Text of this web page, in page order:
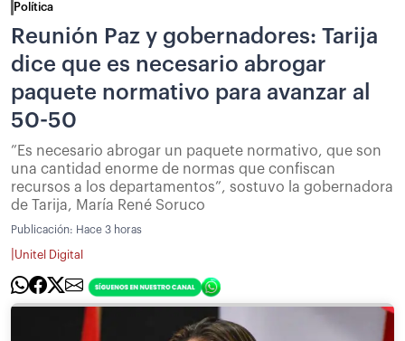
Política
Reunión Paz y gobernadores: Tarija
dice que es necesario abrogar
paquete normativo para avanzar al
50-50
”Es necesario abrogar un paquete normativo, que son
una cantidad enorme de normas que confiscan
recursos a los departamentos”, sostuvo la gobernadora
de Tarija, María René Soruco
Publicación: Hace 3 horas
Unitel Digital